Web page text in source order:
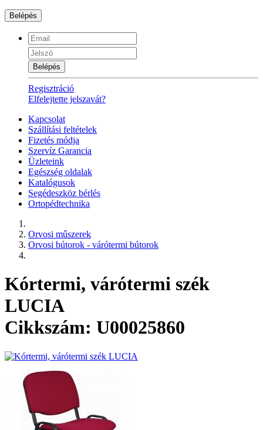
Belépés
Belépés
Regisztráció
Elfelejtette jelszavát?
Kapcsolat
Szállítási feltételek
Fizetés módja
Szervíz Garancia
Üzleteink
Egészség oldalak
Katalógusok
Segédeszköz bérlés
Ortopédtechnika
Orvosi műszerek
Orvosi bútorok - várótermi bútorok
Kórtermi, várótermi szék
LUCIA
Cikkszám: U00025860